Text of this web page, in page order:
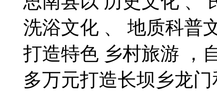
洗浴文化 、 地质科普
打造特色 乡村旅游 ，
多万元打造长坝乡龙门